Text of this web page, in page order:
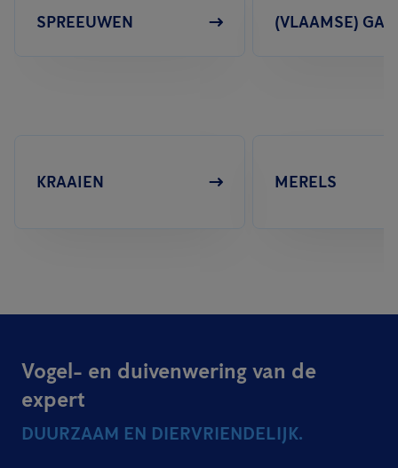
SPREEUWEN (VLAAMSE)
KRAAIEN MERELS
Vogel- en duivenwering van de
expert
DUURZAAM EN DIERVRIENDELIJK.